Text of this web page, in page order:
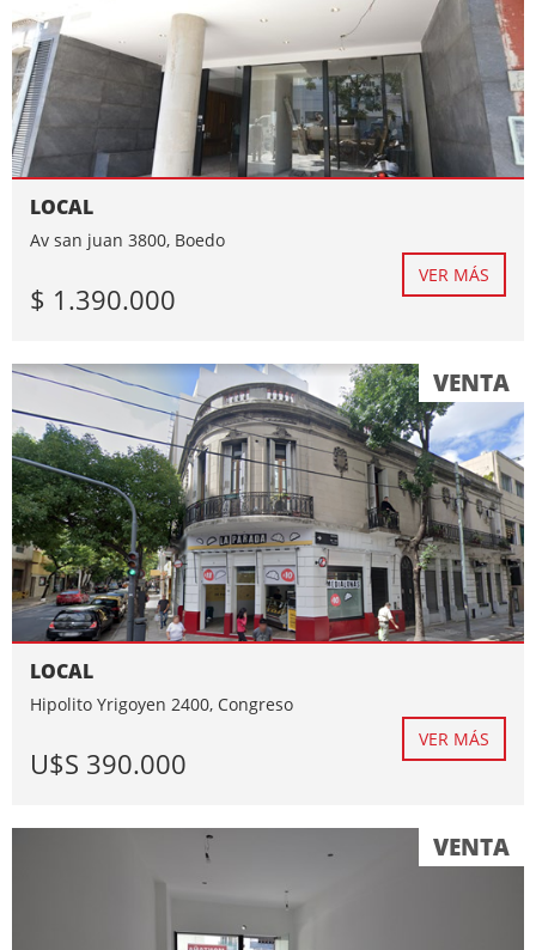
LOCAL
VER MÁS
Av san juan 3800, Boedo
$ 1.390.000
VENTA
LOCAL
VER MÁS
Hipolito Yrigoyen 2400, Congreso
U$S 390.000
VENTA